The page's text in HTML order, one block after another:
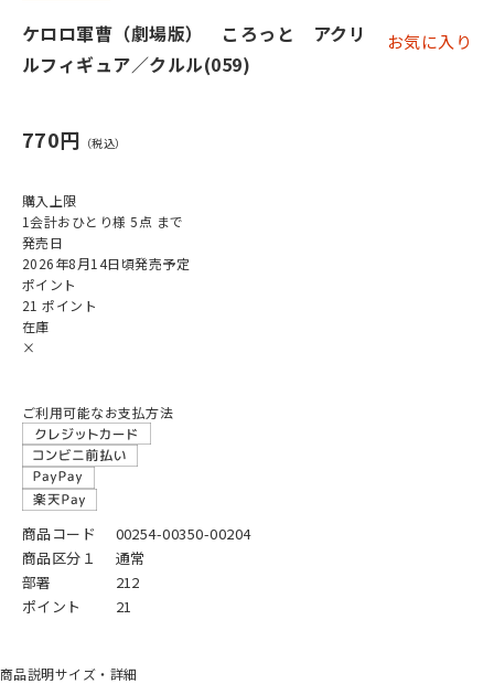
ケロロ軍曹（劇場版） ころっと アクリ
ルフィギュア／クルル(059)
お気に入り
770円
購入上限
1会計おひとり様 5点 まで
発売日
2026年8月14日頃発売予定
ポイント
21 ポイント
在庫
×
ご利用可能なお支払方法
商品コード
00254-00350-00204
商品区分１
通常
部署
212
ポイント
21
商品説明サイズ・詳細